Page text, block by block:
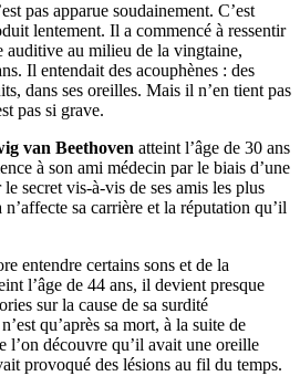
pas apparue soudainement. C’est
lentement. Il a commencé à ressentir
auditive au milieu de la vingtaine,
Il entendait des acouphènes : des
dans ses oreilles. Mais il n’en tient pas
pas si grave.
van Beethoven atteint l’âge de 30 ans
à son ami médecin par le biais d’une
secret vis-à-vis de ses amis les plus
sa carrière et la réputation qu’il
entendre certains sons et de la
l’âge de 44 ans, il devient presque
sur la cause de sa surdité
qu’après sa mort, à la suite de
l’on découvre qu’il avait une oreille
provoqué des lésions au fil du temps.